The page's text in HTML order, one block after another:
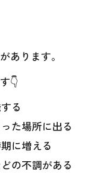
あります。
👇
る
た場所に出る
に増える
の不調がある